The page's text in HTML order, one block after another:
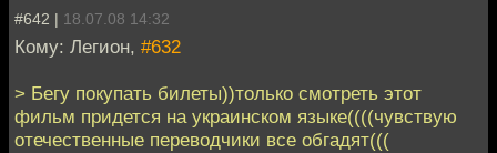
#642 | 18.07.08 14:32
Кому: Легион, #632
> Бегу покупать билеты))только смотреть этот
фильм придется на украинском языке((((чувствую
отечественные переводчики все обгадят(((